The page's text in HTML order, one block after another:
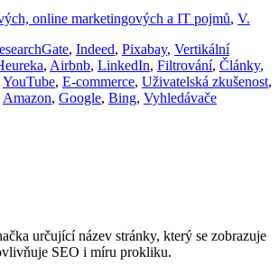
online marketingových a IT pojmů, V.
, Indeed, Pixabay, Vertikální
, Airbnb, LinkedIn, Filtrování, Články,
YouTube, E-commerce, Uživatelská zkušenost,
Amazon, Google, Bing, Vyhledávače
určující název stránky, který se zobrazuje
SEO i míru prokliku.